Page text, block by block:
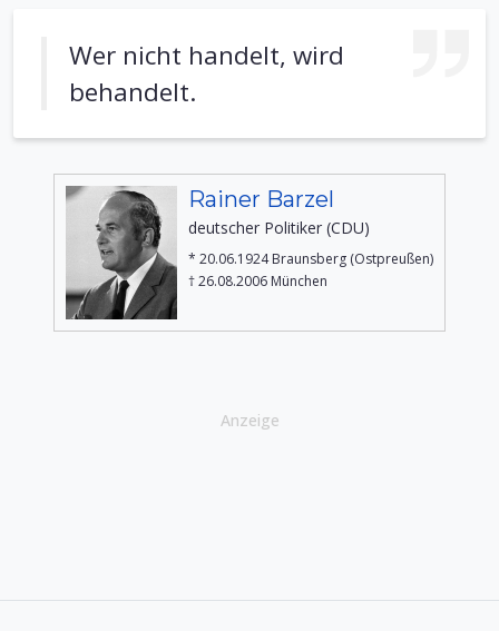
Wer nicht handelt, wird
behandelt.
Rainer Barzel
deutscher Politiker (CDU)
* 20.06.1924 Braunsberg (Ostpreußen)
† 26.08.2006 München
Anzeige